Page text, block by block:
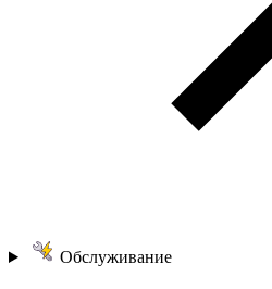
Обслуживание